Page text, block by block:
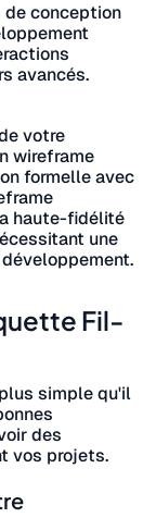
de conception
avancés.
votre
wireframe
formelle avec
haute-fidélité
une
Fil-
simple qu'il
des
vos projets.